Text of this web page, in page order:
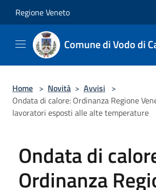
Regione Veneto
Comune di Vodo di
Home > Novità > Avvisi >
Ondata di calore: Ordinanza Regione
lavoratori esposti alle alte temperature
Ondata di
Ordinanza